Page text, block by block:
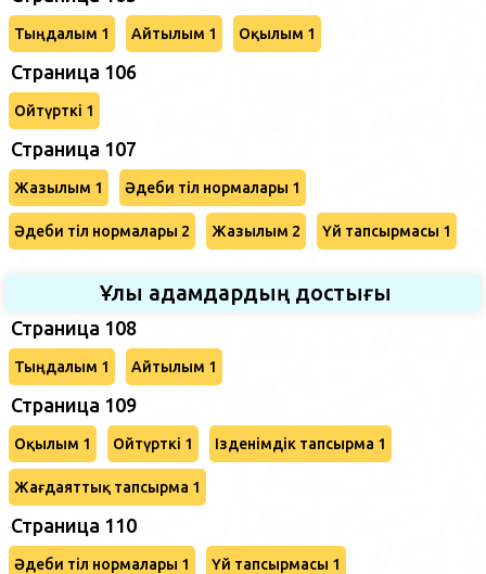
Тыңдалым 1 Айтылым 1 Оқылым 1
Страница 106
Ойтүрткі 1
Страница 107
Жазылым 1 Әдеби тіл нормалары 1
Әдеби тіл нормалары 2 Жазылым 2 Үй тапсырмасы 1
Ұлы адамдардың достығы
Страница 108
Тыңдалым 1 Айтылым 1
Страница 109
Оқылым 1 Ойтүрткі 1 Ізденімдік тапсырма 1
Жағдаяттық тапсырма 1
Страница 110
Әдеби тіл нормалары 1 Үй тапсырмасы 1